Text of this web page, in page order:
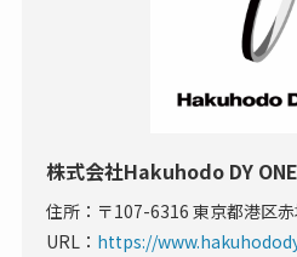
株式会社Hakuhodo DY ONE
住所：〒107-6316 東京都港区
URL： https://